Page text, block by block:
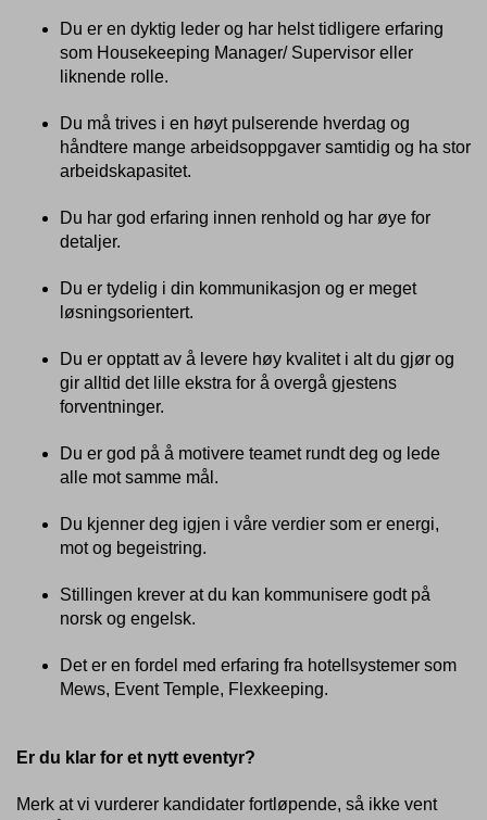
Du er en dyktig leder og har helst tidligere erfaring
som Housekeeping Manager/ Supervisor eller
liknende rolle.
Du må trives i en høyt pulserende hverdag og
håndtere mange arbeidsoppgaver samtidig og ha stor
arbeidskapasitet.
Du har god erfaring innen renhold og har øye for
detaljer.
Du er tydelig i din kommunikasjon og er meget
løsningsorientert.
Du er opptatt av å levere høy kvalitet i alt du gjør og
gir alltid det lille ekstra for å overgå gjestens
forventninger.
Du er god på å motivere teamet rundt deg og lede
alle mot samme mål.
Du kjenner deg igjen i våre verdier som er energi,
mot og begeistring.
Stillingen krever at du kan kommunisere godt på
norsk og engelsk.
Det er en fordel med erfaring fra hotellsystemer som
Mews, Event Temple, Flexkeeping.
Er du klar for et nytt eventyr?
Merk at vi vurderer kandidater fortløpende, så ikke vent